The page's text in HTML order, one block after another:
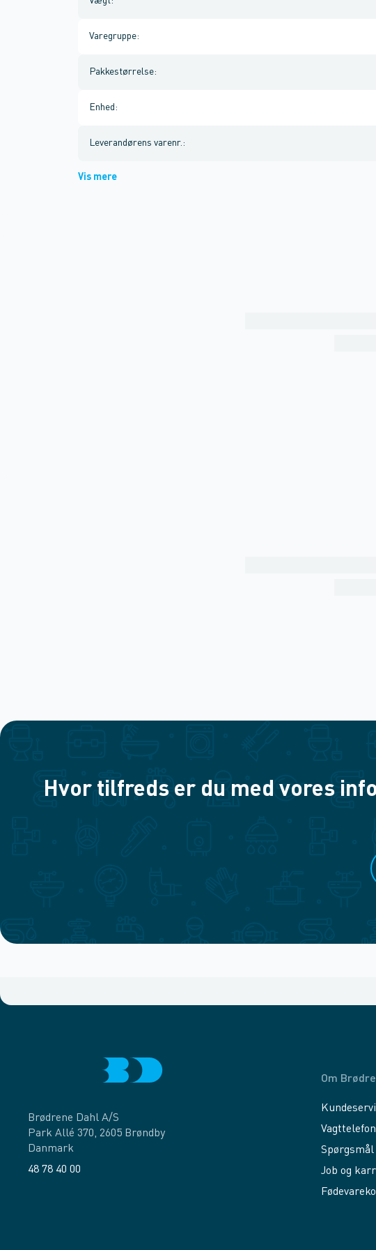
Varegruppe:
Pakkestørrelse:
Enhed :
Leverandørens varenr. :
Vis mere
Hvor tilfreds er du med vores
Brødrene Dahl A/S
Park Allé 370, 2605 Brøndby
Danmark
48 78 40 00
Om
Spørgsmål
Job og